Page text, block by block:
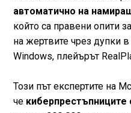
автоматично на
който са правени опити
на жертвите чрез дупки
Windows, плейърът
Този път експертите на
че